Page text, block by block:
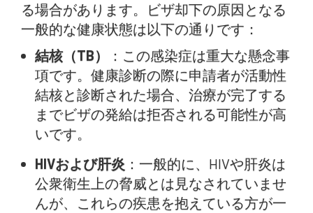
る場合があります。ビザ却下の原因となる
一般的な健康状態は以下の通りです：
結核（TB）
：この感染症は重大な懸念事
項です。健康診断の際に申請者が活動性
結核と診断された場合、治療が完了する
までビザの発給は拒否される可能性が高
いです。
HIVおよび肝炎 ：一般的に、HIVや肝炎は
公衆衛生上の脅威とは見なされていませ
んが、これらの疾患を抱えている方が一